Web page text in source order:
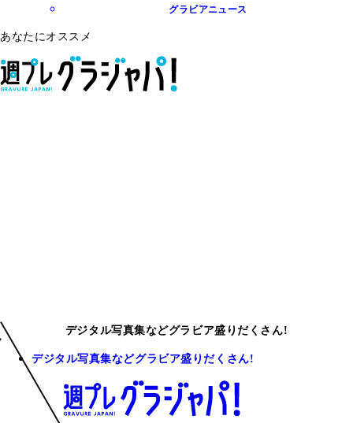
グラビアニュース
あなたにオススメ
デジタル写真集などグラビア盛りだくさん!
デジタル写真集などグラビア盛りだくさん!